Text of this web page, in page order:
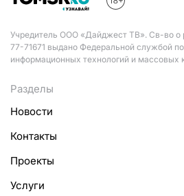
Учредитель ООО «Дайджест ТВ». Св-во
77-71671 выдано Федеральной службой
информационных технологий и массовых
Разделы
Новости
Контакты
Проекты
Услуги